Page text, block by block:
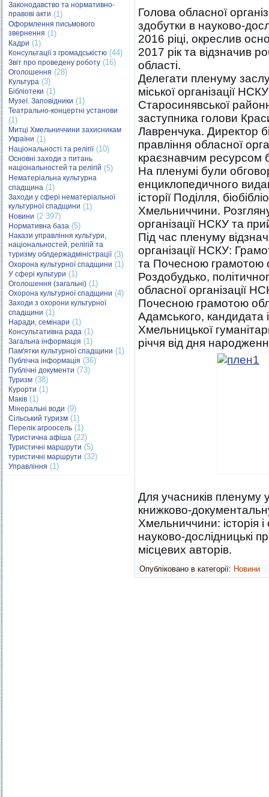
Законодавство та нормативно-
правові акти (1)
Оформлення письмового
звернення (1)
Кадри (1)
Консультації з громадськістю (44)
Звіт про проведену роботу (16)
Оголошення (28)
Культура (3)
Бібліотеки (1)
Музеї. Заповідники (1)
Театрально-концертні установи
(1)
Митці Хмельниччини захисникам
України (1)
Національності та релігії(10)
Основні заходи з питань
національностей та релігій (5)
Нематеріальна культурна
спадщина (1)
Заходи у сфері нематеріальної
культурної спадщини (1)
Новини (2 397)
Нормативна база (5)
Накази управління культури,
національностей, релігій та
туризму облдержадміністрації(3)
Охорона культурної спадщини (1)
У сфері культури (1)
Оголошення (загальні) (1)
Охорона культурної спадщини (4)
Заходи з охорони культурної
спадщини (1)
Наради, семінари (1)
Консультативна рада (1)
Загальна інформація (1)
Пам'ятки культурної спадщини (1)
Публічна інформація (36)
Публічні документи (73)
Туризм (38)
Курорти (1)
Маків (1)
Мінеральні води (9)
Сільський туризм (1)
Перелік агроосель (1)
Туристична афіша (22)
Туристичні маршрути (5)
туристичні маршрути (32)
Управління (1)
Голова обласної
здобутки в науково-
2016 ріці, окреслив
2017 рік та відзначив
області.
Делегати пленуму
міської організації
Старосинявської
заступника голови
Лавренчука. Директор
правління обласної
краєзнавчим ресурсом
На пленумі були
енциклопедичного
історії Поділля,
Хмельниччини.
організації НСКУ та
Під час пленуму
організації НСКУ:
та Почесною грамотою
Роздобудько,
обласної організації
Почесною грамотою
Адамського, кандидата
Хмельницької
річчя від дня
Для учасників пленуму
книжково-
Хмельниччини: історія і
науково-дослідницькі
місцевих авторів.
Опубліковано в категорії: Новини